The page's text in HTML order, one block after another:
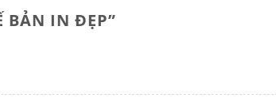
BẢN IN ĐẸP”